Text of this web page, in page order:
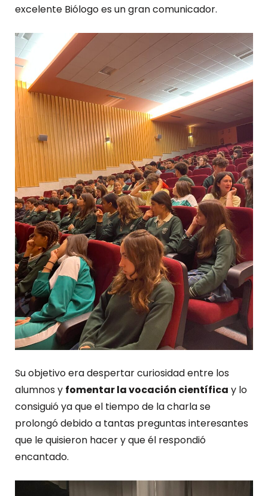
excelente Biólogo es un gran comunicador.
Su objetivo era despertar curiosidad entre los
alumnos y fomentar la vocación científica y lo
consiguió ya que el tiempo de la charla se
prolongó debido a tantas preguntas interesantes
que le quisieron hacer y que él respondió
encantado.